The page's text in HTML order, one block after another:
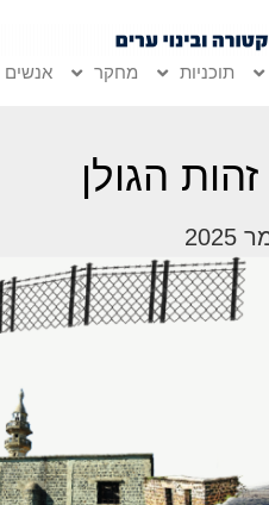
תוכניות מחקר אנשים
הגולן